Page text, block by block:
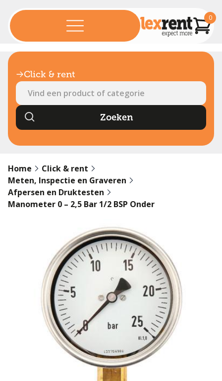
0
Click & rent
Home
Click & rent
Meten, Inspectie en Graveren
Afpersen en Druktesten
Manometer 0 – 2,5 Bar 1/2 BSP Onder